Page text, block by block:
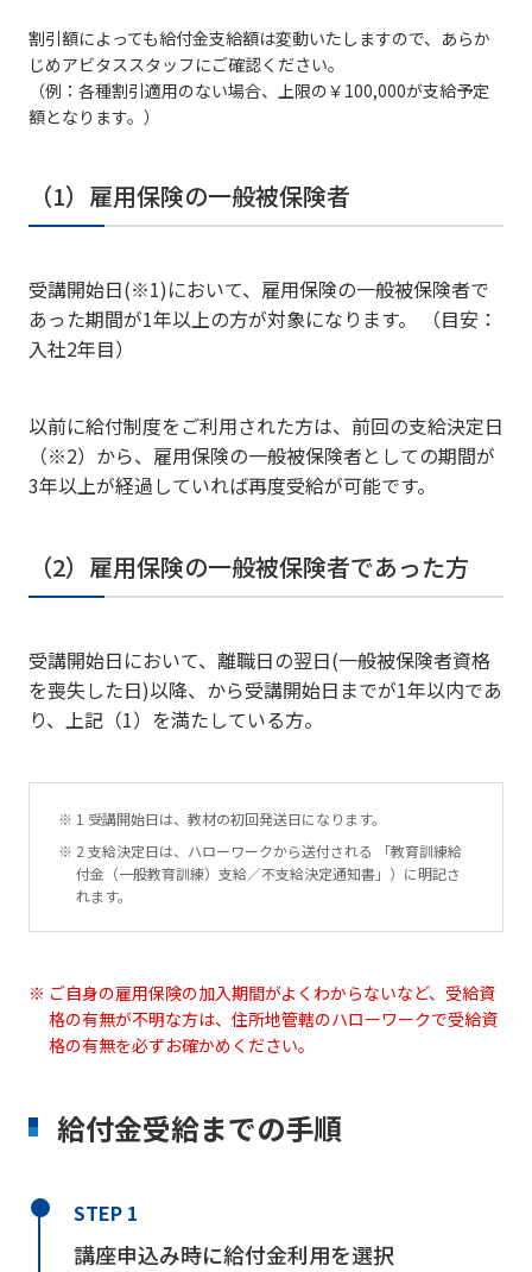
割引額によっても給付金支給額は変動いたしますので、あらか
じめアビタススタッフにご確認ください。
（例：各種割引適用のない場合、上限の￥100,000が支給予定
額となります。）
（1）雇用保険の一般被保険者
受講開始日(※1)において、雇用保険の一般被保険者で
あった期間が1年以上の方が対象になります。 （目安：
入社2年目）
以前に給付制度をご利用された方は、前回の支給決定日
（※2）から、雇用保険の一般被保険者としての期間が
3年以上が経過していれば再度受給が可能です。
（2）雇用保険の一般被保険者であった方
受講開始日において、離職日の翌日(一般被保険者資格
を喪失した日)以降、から受講開始日までが1年以内であ
り、上記（1）を満たしている方。
1 受講開始日は、教材の初回発送日になります。
2 支給決定日は、ハローワークから送付される 「教育訓練給
付金（一般教育訓練）支給／不支給決定通知書」）に明記さ
れます。
ご自身の雇用保険の加入期間がよくわからないなど、受給資
格の有無が不明な方は、住所地管轄のハローワークで受給資
格の有無を必ずお確かめください。
給付金受給までの手順
STEP 1
講座申込み時に給付金利用を選択